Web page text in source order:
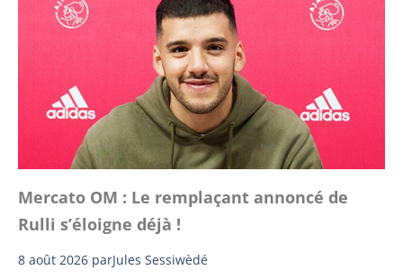
Mercato OM : Le remplaçant annoncé de
Rulli s’éloigne déjà !
8 août 2026 parJules Sessiwèdé